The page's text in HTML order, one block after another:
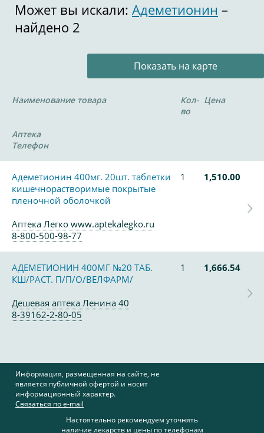
Может вы искали: Адеметионин –
найдено 2
Показать на карте
Наименование товара
Кол-
во
Цена
Аптека
Телефон
Адеметионин 400мг. 20шт. таблетки
кишечнорастворимые покрытые
пленочной оболочкой
1 1,510.00
Аптека Легко www.aptekalegko.ru
8-800-500-98-77
АДЕМЕТИОНИН 400МГ №20 ТАБ.
КШ/РАСТ. П/П/О/ВЕЛФАРМ/
1 1,666.54
Дешевая аптека Ленина 40
8-39162-2-80-05
Информация, размещенная на сайте, не
является публичной офертой и носит
информационный характер.
Связаться по e-mail
Настоятельно рекомендуем уточнять
наличие лекарств и цены по телефонам